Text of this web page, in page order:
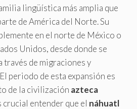
lingüística más amplia que
de América del Norte. Su
en el norte de México o
Unidos, desde donde se
través de migraciones y
periodo de esta expansión es
de la civilización azteca
crucial entender que el náhuatl